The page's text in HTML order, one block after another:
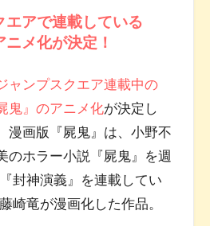
エアで連載している
ニメ化が決定！
ャンプスクエア連載中の
鬼』のアニメ化が決定し
漫画版『屍鬼』は、小野不
のホラー小説『屍鬼』を週
封神演義』を連載してい
崎竜が漫画化した作品。